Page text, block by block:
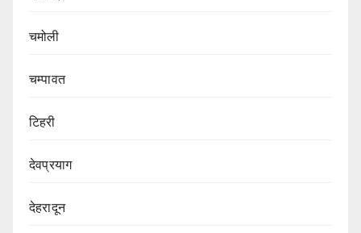
चमोली
चम्पावत
टिहरी
देवप्रयाग
देहरादून